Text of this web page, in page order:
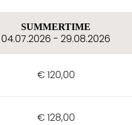
SUMMERTIME
04.07.2026 - 29.08.2026
€ 120,00
€ 128,00